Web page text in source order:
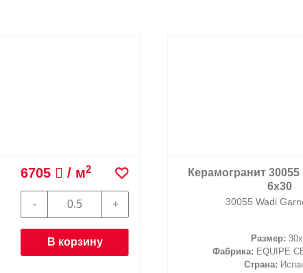
30055 Вади Гарнет
30055 Wadi Garnet 6х30
Размер:30x6
6705 / м2
В корзину